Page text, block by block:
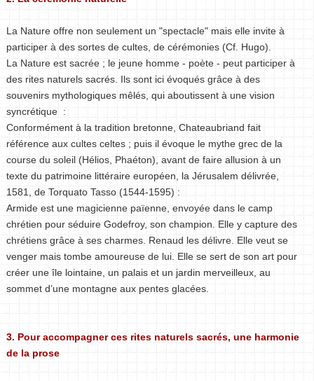
La Nature offre non seulement un "spectacle" mais elle invite à
participer à des sortes de cultes, de cérémonies (Cf. Hugo).
La Nature est sacrée ; le jeune homme - poète - peut participer à
des rites naturels sacrés. Ils sont ici évoqués grâce à des
souvenirs mythologiques mêlés, qui aboutissent à une vision
syncrétique :
Conformément à la tradition bretonne, Chateaubriand fait
référence aux cultes celtes ; puis il évoque le mythe grec de la
course du soleil (Hélios, Phaéton), avant de faire allusion à un
texte du patrimoine littéraire européen, la Jérusalem délivrée,
1581, de Torquato Tasso (1544-1595) :
Armide est une magicienne païenne, envoyée dans le camp
chrétien pour séduire Godefroy, son champion. Elle y capture des
chrétiens grâce à ses charmes. Renaud les délivre. Elle veut se
venger mais tombe amoureuse de lui. Elle se sert de son art pour
créer une île lointaine, un palais et un jardin merveilleux, au
sommet d’une montagne aux pentes glacées.
3. Pour accompagner ces rites naturels sacrés, une harmonie
de la prose